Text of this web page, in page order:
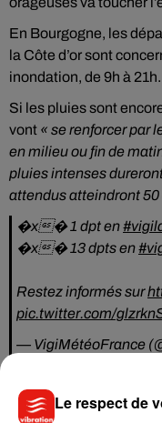
En Bourgogne, les
la Côte d’or sont
inondation, de 9h à 21h.
Si les pluies sont
vont « se renforcer par
en milieu ou fin de
pluies intenses
attendus atteindront 50
�x� 1 dpt en
�x� 13 dpts en
Restez informés sur
pic.twitter.com/
— VigiMétéoFrance
Le respect de